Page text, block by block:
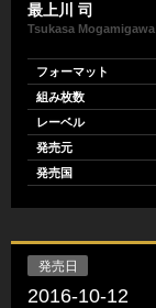
最上川 司
Tsukasa Mogamigawa
フォーマット
組み枚数
レーベル
発売元
発売国
発売日
2016-10-12